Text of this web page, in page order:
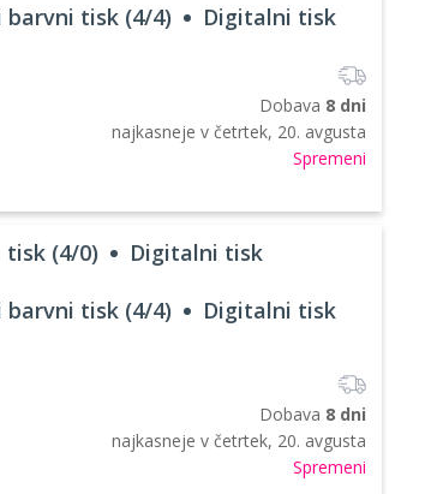
tisk (4/4) Digitalni tisk
Dobava 8 dni
najkasneje v četrtek, 20. avgusta
Spremeni
tisk (4/0) Digitalni tisk
tisk (4/4) Digitalni tisk
Dobava 8 dni
najkasneje v četrtek, 20. avgusta
Spremeni